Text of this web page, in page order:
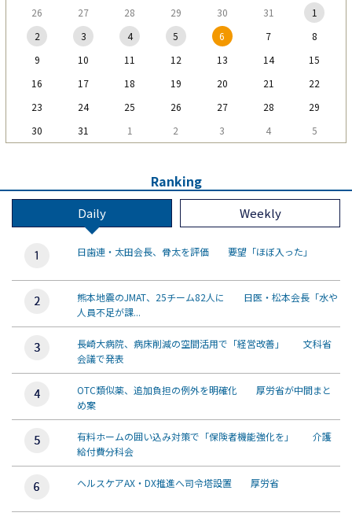
26 27 28 29 30 31
1
2
3 4 5 6 7
8
9
10 11 12 13 14
15
16
17 18 19 20 21
22
23
24 25 26 27 28
29
30
31 1 2 3 4 5
Ranking
Daily Weekly
日歯連・太田会長、骨太を評価 要望「ほぼ入った」
熊本地震のJMAT、25チーム82人に 日医・松本会長「水や
人員不足が課...
長崎大病院、病床削減の空間活用で「経営改善」 文科省
会議で発表
OTC類似薬、追加負担の例外を明確化 厚労省が中間まと
め案
有料ホームの囲い込み対策で「保険者機能強化を」 介護
給付費分科会
ヘルスケアAX・DX推進へ司令塔設置 厚労省